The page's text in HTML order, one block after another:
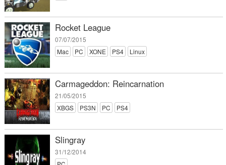
Rocket League
07/07/2015
Mac
PC XONE PS4 Linux
Carmageddon: Reincarnation
21/05/2015
XBGS
PS3N PC PS4
Slingray
31/12/2014